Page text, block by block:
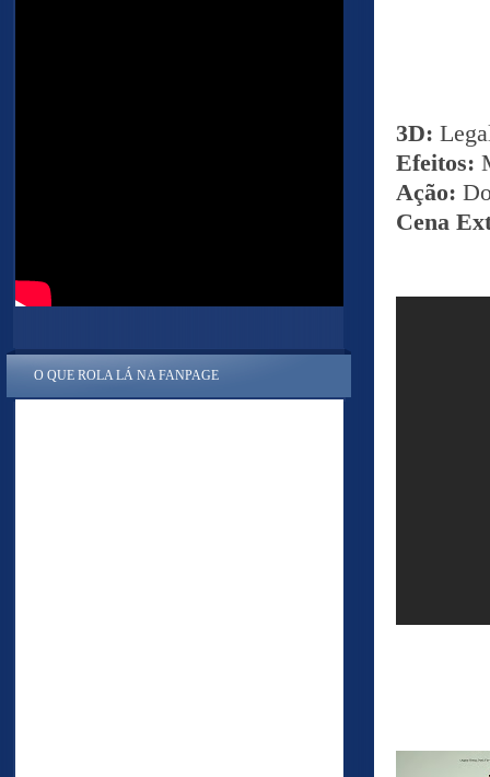
3D:
Efeitos:
Ação:
Cena
O QUE ROLA LÁ NA FANPAGE